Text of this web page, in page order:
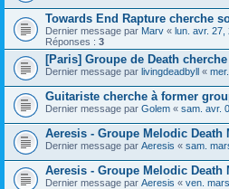
Towards End Rapture cherche
Dernier message par Marv « lun. avr. 27,
Réponses : 3
[Paris] Groupe de Death
Dernier message par livingdeadbyll «
Guitariste cherche à former
Dernier message par Golem « sam. avr.
Aeresis - Groupe Melodic
Dernier message par Aeresis « sam.
Aeresis - Groupe Melodic
Dernier message par Aeresis « ven.